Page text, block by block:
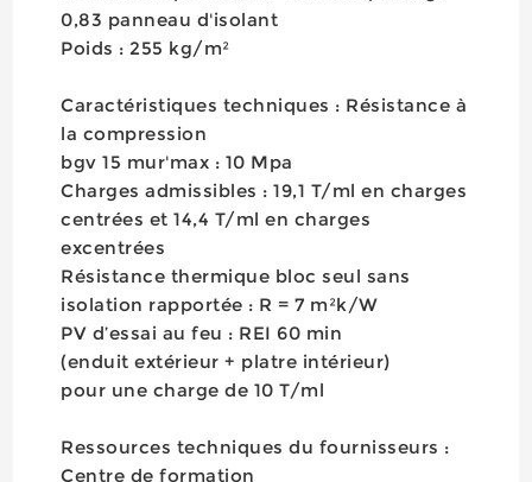
0,83 panneau d'isolant
Poids : 255 kg/m²
Caractéristiques techniques : Résistance à
la compression
bgv 15 mur'max : 10 Mpa
Charges admissibles : 19,1 T/ml en charges
centrées et 14,4 T/ml en charges
excentrées
Résistance thermique bloc seul sans
isolation rapportée : R = 7 m²k/W
PV d’essai au feu : REI 60 min
(enduit extérieur + platre intérieur)
pour une charge de 10 T/ml
Ressources techniques du fournisseurs :
Centre de formation